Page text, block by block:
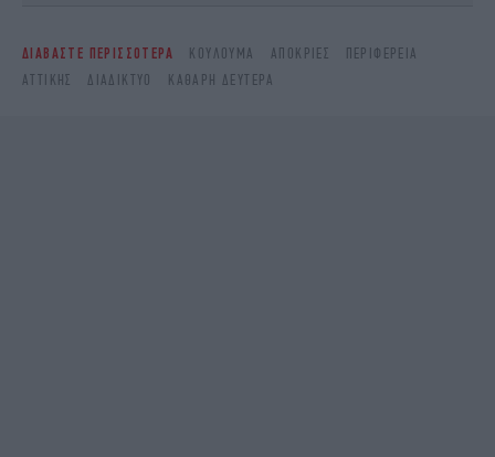
ΔΙΑΒΑΣΤΕ ΠΕΡΙΣΣΟΤΕΡΑ ΚΟΎΛΟΥΜΑ ΑΠΌΚΡΙΕΣ
ΠΕΡΙΦΈΡΕΙΑ
ΑΤΤΙΚΉΣ
ΔΙΑΔΊΚΤΥΟ ΚΑΘΑΡΉ ΔΕΥΤΈΡΑ